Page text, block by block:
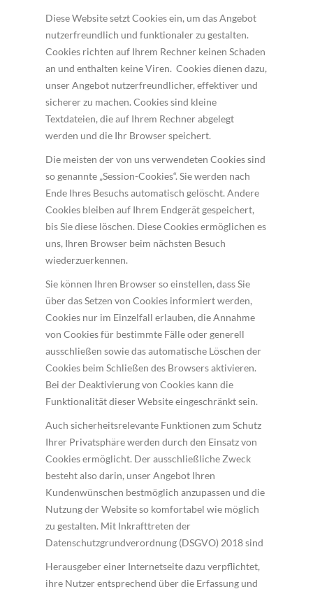
Diese Website setzt Cookies ein, um das Angebot
nutzerfreundlich und funktionaler zu gestalten.
Cookies richten auf Ihrem Rechner keinen Schaden
an und enthalten keine Viren. Cookies dienen dazu,
unser Angebot nutzerfreundlicher, effektiver und
sicherer zu machen. Cookies sind kleine
Textdateien, die auf Ihrem Rechner abgelegt
werden und die Ihr Browser speichert.
Die meisten der von uns verwendeten Cookies sind
so genannte „Session-Cookies“. Sie werden nach
Ende Ihres Besuchs automatisch gelöscht. Andere
Cookies bleiben auf Ihrem Endgerät gespeichert,
bis Sie diese löschen. Diese Cookies ermöglichen es
uns, Ihren Browser beim nächsten Besuch
wiederzuerkennen.
Sie können Ihren Browser so einstellen, dass Sie
über das Setzen von Cookies informiert werden,
Cookies nur im Einzelfall erlauben, die Annahme
von Cookies für bestimmte Fälle oder generell
ausschließen sowie das automatische Löschen der
Cookies beim Schließen des Browsers aktivieren.
Bei der Deaktivierung von Cookies kann die
Funktionalität dieser Website eingeschränkt sein.
Auch sicherheitsrelevante Funktionen zum Schutz
Ihrer Privatsphäre werden durch den Einsatz von
Cookies ermöglicht. Der ausschließliche Zweck
besteht also darin, unser Angebot Ihren
Kundenwünschen bestmöglich anzupassen und die
Nutzung der Website so komfortabel wie möglich
zu gestalten. Mit Inkrafttreten der
Datenschutzgrundverordnung (DSGVO) 2018 sind
Herausgeber einer Internetseite dazu verpflichtet,
ihre Nutzer entsprechend über die Erfassung und